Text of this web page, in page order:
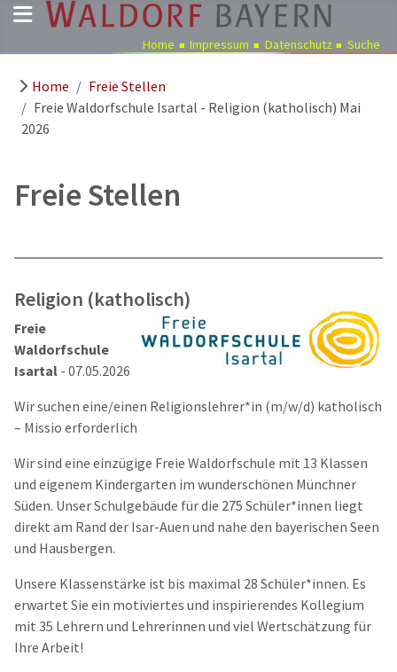
Pädagogik
Über
Schulen
Freie
Aktuelles
Termine
Home Impressum Datenschutz Suche
Home
Freie Stellen
Freie Waldorfschule Isartal - Religion (katholisch) Mai
2026
Freie Stellen
Religion (katholisch)
Freie
Waldorfschule
Isartal - 07.05.2026
Wir suchen eine/einen Religionslehrer*in (m/w/d) katholisch
– Missio erforderlich
Wir sind eine einzügige Freie Waldorfschule mit 13 Klassen
und eigenem Kindergarten im wunderschönen Münchner
Süden. Unser Schulgebäude für die 275 Schüler*innen liegt
direkt am Rand der Isar-Auen und nahe den bayerischen Seen
und Hausbergen.
Unsere Klassenstärke ist bis maximal 28 Schüler*innen. Es
erwartet Sie ein motiviertes und inspirierendes Kollegium
mit 35 Lehrern und Lehrerinnen und viel Wertschätzung für
Ihre Arbeit!